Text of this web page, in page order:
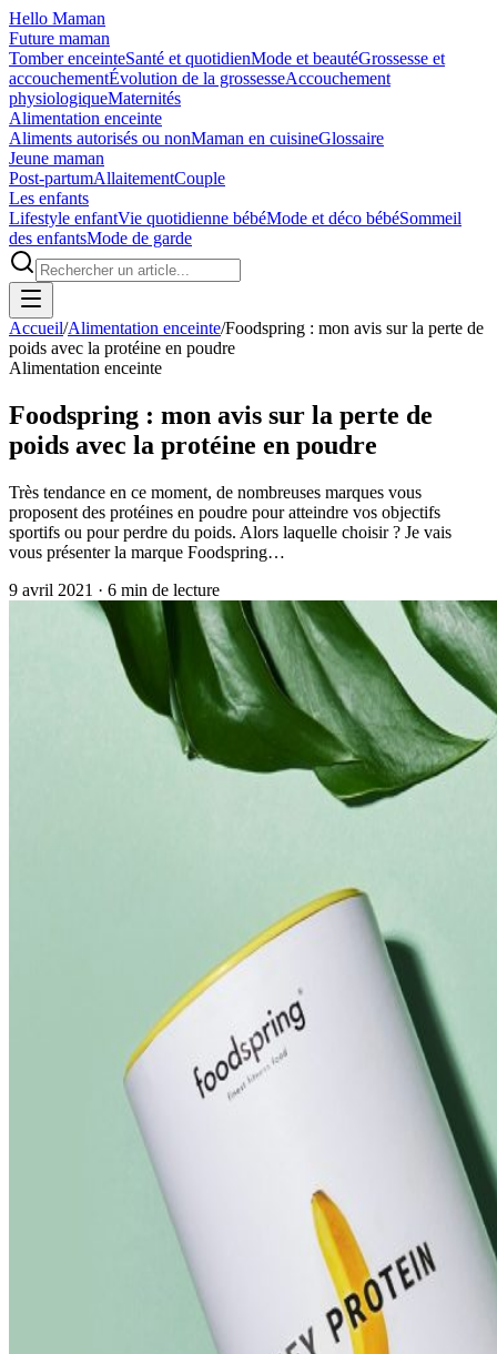
Hello Maman
Future maman
Tomber enceinteSanté et quotidienMode et beautéGrossesse et
accouchementÉvolution de la grossesseAccouchement
physiologiqueMaternités
Alimentation enceinte
Aliments autorisés ou nonMaman en cuisineGlossaire
Jeune maman
Post-partumAllaitementCouple
Les enfants
Lifestyle enfantVie quotidienne bébéMode et déco bébéSommeil
des enfantsMode de garde
Accueil/Alimentation enceinte/Foodspring : mon avis sur la perte de
poids avec la protéine en poudre
Alimentation enceinte
Foodspring : mon avis sur la perte de
poids avec la protéine en poudre
Très tendance en ce moment, de nombreuses marques vous
proposent des protéines en poudre pour atteindre vos objectifs
sportifs ou pour perdre du poids. Alors laquelle choisir ? Je vais
vous présenter la marque Foodspring…
9 avril 2021 · 6 min de lecture